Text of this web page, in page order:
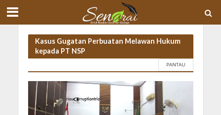
Kasus Gugatan Perbuatan Melawan Hukum
kepada PT NSP
PANTAU